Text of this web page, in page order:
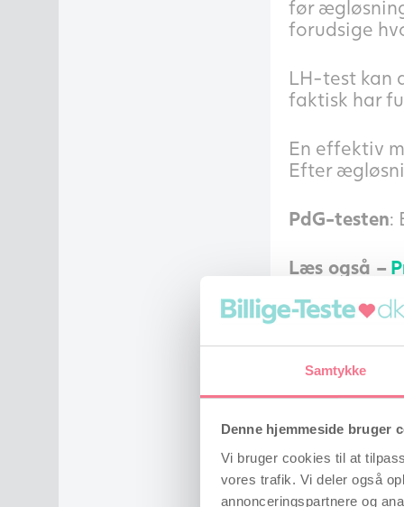
Samtykke
Denne hjemmeside bruger
Vi bruger cookies til at
vores trafik. Vi deler også
annonceringspartnere og
før
forudsige
LH-test kan
faktisk har
En effektiv
Efter
PdG-testen:
Læs også –
Hvad er
PdG-
markør for
PdG-tests
ikke kun at
vigtige